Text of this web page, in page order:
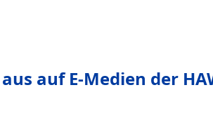
auf E-Medien der